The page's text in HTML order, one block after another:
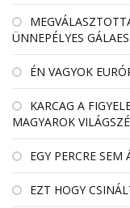
ÜNNEPÉLYES
ÉN VAGYOK
KARCAG A
MAGYAROK
EGY PERCRE SEM
EZT HOGY